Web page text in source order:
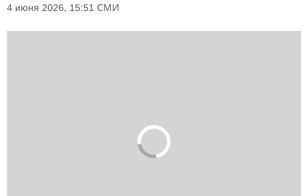
4 июня 2026, 15:51 СМИ